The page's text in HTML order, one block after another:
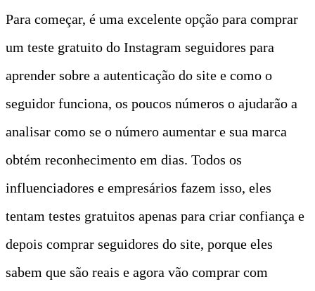
Para começar, é uma excelente opção para comprar
um teste gratuito do Instagram seguidores para
aprender sobre a autenticação do site e como o
seguidor funciona, os poucos números o ajudarão a
analisar como se o número aumentar e sua marca
obtém reconhecimento em dias. Todos os
influenciadores e empresários fazem isso, eles
tentam testes gratuitos apenas para criar confiança e
depois comprar seguidores do site, porque eles
sabem que são reais e agora vão comprar com